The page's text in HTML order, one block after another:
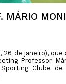
MÁRIO
26 de janeiro),
Professor
Clube